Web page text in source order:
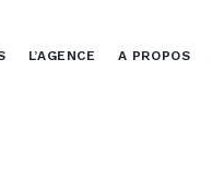
L’AGENCE A PROPOS